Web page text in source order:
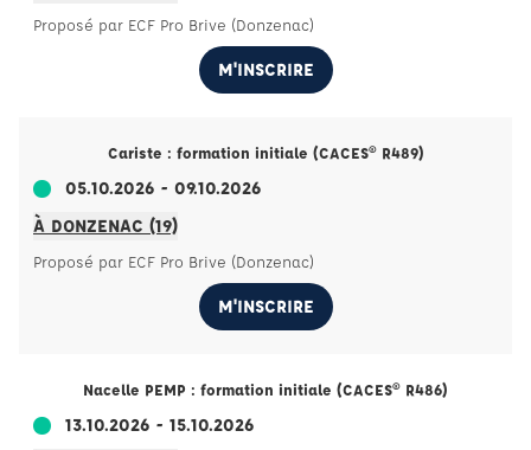
Proposé par ECF Pro Brive (Donzenac)
M'INSCRIRE
Cariste : formation initiale (CACES® R489)
05.10.2026 - 09.10.2026
À DONZENAC (19)
Proposé par ECF Pro Brive (Donzenac)
M'INSCRIRE
Nacelle PEMP : formation initiale (CACES® R486)
13.10.2026 - 15.10.2026